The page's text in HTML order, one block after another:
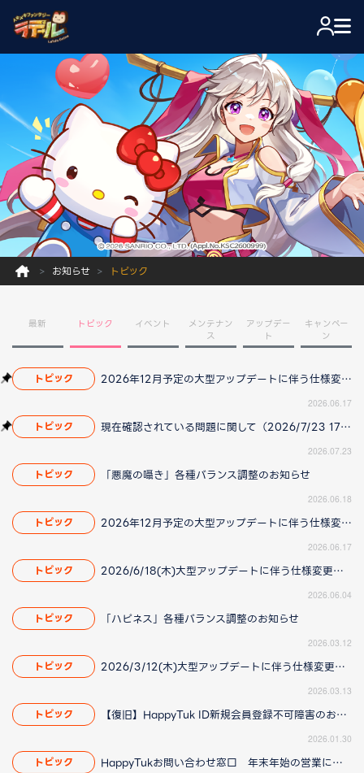
お知らせ トピック
最新 トピック イベント
メンテナン
ス
アップデー
ト
キャンペー
ン
トピック 2026年12月予定の大型アップデートに伴う仕様変更のお知らせ
2026.06.17
トピック 現在確認されている問題に関して（2026/7/23 17:00更新）
2026.07.23
トピック 「悪魔の囁き」各種バランス調整のお知らせ
2026.06.18
トピック 2026年12月予定の大型アップデートに伴う仕様変更のお知らせ
2026.06.17
トピック 2026/6/18(木)大型アップデートに伴う仕様変更のお知らせ(2026/06/04 更新)
2026.06.04
トピック 「ハピネス」各種バランス調整のお知らせ
2026.03.12
トピック 2026/3/12(木)大型アップデートに伴う仕様変更のお知らせ(2026/3/13更新)
2026.03.13
トピック 【復旧】HappyTuk ID新規会員登録不可障害のお知らせ
2026.01.30
トピック HappyTukお問い合わせ窓口 年末年始の営業について